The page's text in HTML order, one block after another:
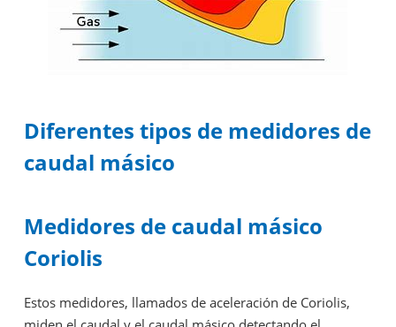
Diferentes tipos de medidores de
caudal másico
Medidores de caudal másico
Coriolis
Estos medidores, llamados de aceleración de Coriolis,